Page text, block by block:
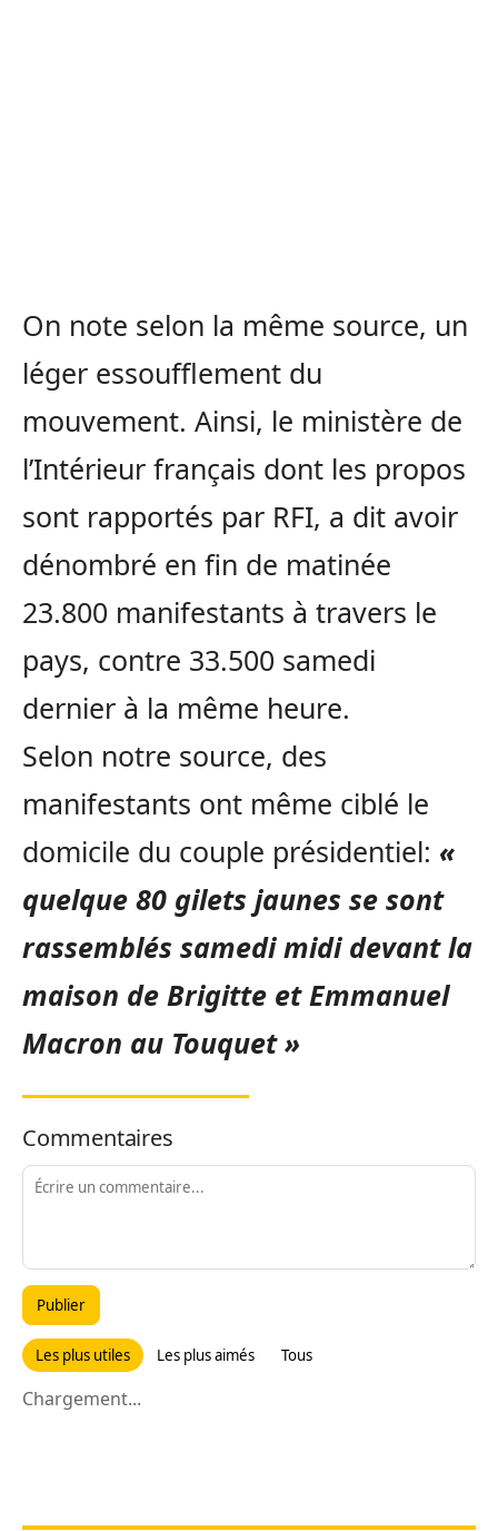
On note selon la même source, un
léger essoufflement du
mouvement. Ainsi, le ministère de
l’Intérieur français dont les propos
sont rapportés par RFI, a dit avoir
dénombré en fin de matinée
23.800 manifestants à travers le
pays, contre 33.500 samedi
dernier à la même heure.
Selon notre source, des
manifestants ont même ciblé le
domicile du couple présidentiel: «
quelque 80 gilets jaunes se sont
rassemblés samedi midi devant la
maison de Brigitte et Emmanuel
Macron au Touquet »
Commentaires
Publier
Les plus utiles Les plus aimés Tous
Chargement...